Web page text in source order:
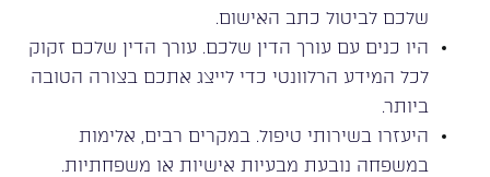
שלכם לביטול כתב האישום.
היו כנים עם עורך הדין שלכם. עורך הדין שלכם זקוק
לכל המידע הרלוונטי כדי לייצג אתכם בצורה הטובה
ביותר.
היעזרו בשירותי טיפול. במקרים רבים, אלימות
במשפחה נובעת מבעיות אישיות או משפחתיות.